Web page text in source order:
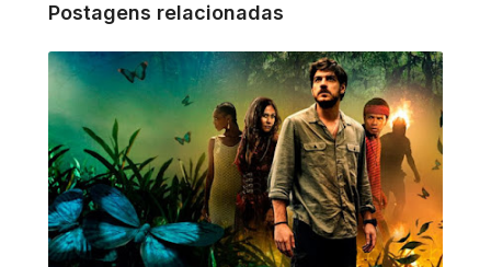
Postagens relacionadas